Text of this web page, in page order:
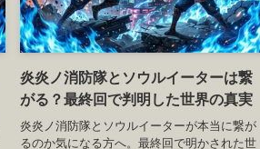
炎炎ノ消防隊とソウルイーターは繋
がる？最終回で判明した世界の真実
炎炎ノ消防隊とソウルイーターが本当に繋が
るのか気になる方へ。最終回で明かされた世